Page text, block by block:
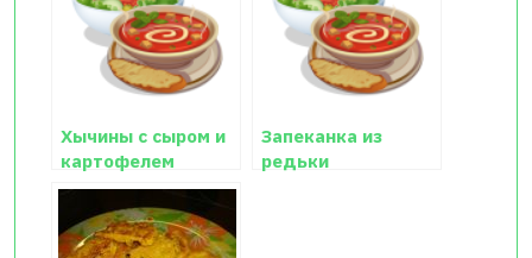
Хычины с сыром и
картофелем
Запеканка из
редьки